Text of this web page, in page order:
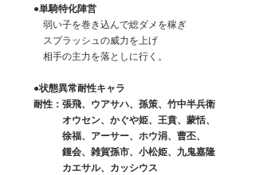
●単騎特化陣営
弱い子を巻き込んで総ダメを稼ぎ
スプラッシュの威力を上げ
相手の主力を落としに行く。
●状態異常耐性キャラ
耐性：張飛、ウアサハ、孫策、竹中半兵衛
オウセン、かぐや姫、王賁、蒙恬、
徐福、アーサー、ホウ涓、曹丕、
鍾会、雑賀孫市、小松姫、九鬼嘉隆
カエサル、カッシウス